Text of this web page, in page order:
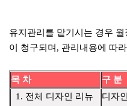
유지관리를 맡기시는 경우
이 청구되며, 관리내용에 따
목 차 구 분
1. 전체 디자인 리뉴
디자